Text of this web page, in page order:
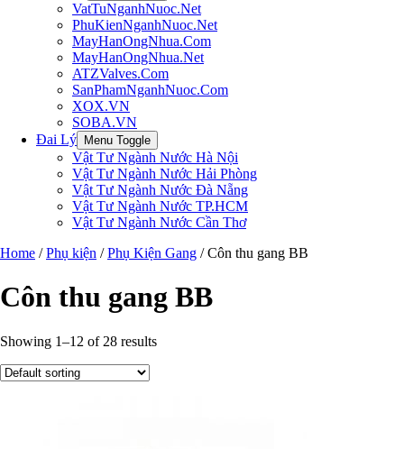
VatTuNganhNuoc.Net
PhuKienNganhNuoc.Net
MayHanOngNhua.Com
MayHanOngNhua.Net
ATZValves.Com
SanPhamNganhNuoc.Com
XOX.VN
SOBA.VN
Đai Lý
Menu Toggle
Vật Tư Ngành Nước Hà Nội
Vật Tư Ngành Nước Hải Phòng
Vật Tư Ngành Nước Đà Nẵng
Vật Tư Ngành Nước TP.HCM
Vật Tư Ngành Nước Cần Thơ
Home /Phụ kiện /Phụ Kiện Gang / Côn thu gang BB
Côn thu gang BB
Showing 1–12 of 28 results